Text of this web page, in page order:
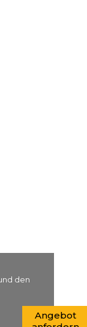
den
Angebot